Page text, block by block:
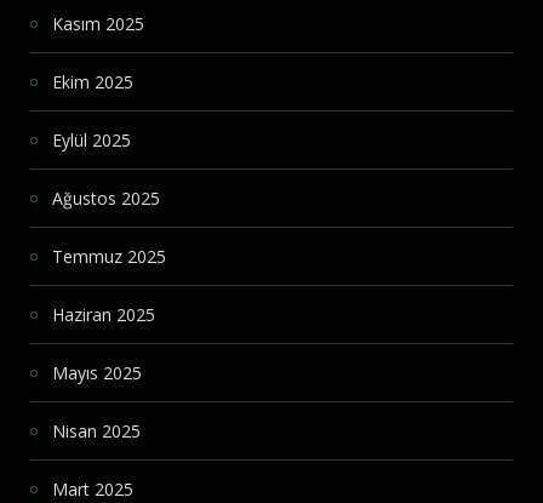
Kasım 2025
Ekim 2025
Eylül 2025
Ağustos 2025
Temmuz 2025
Haziran 2025
Mayıs 2025
Nisan 2025
Mart 2025